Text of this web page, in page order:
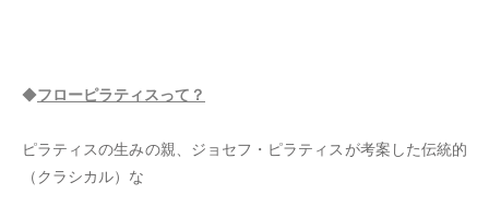
◆フローピラティスって？
ピラティスの生みの親、ジョセフ・ピラティスが考案した伝統的
（クラシカル）な